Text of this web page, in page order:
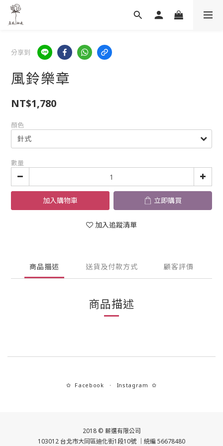
分享到
風鈴樂章
NT$1,780
顏色
數量
加入購物車 立即購買
加入追蹤清單
商品描述 送貨及付款方式 顧客評價
商品描述
✿ Facebook ・ Instagram ✿
2018 © 薪選有限公司
103012 台北市大同區迪化街1段10號 ｜統編 56678480